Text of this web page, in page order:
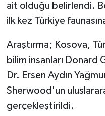
ait olduğu belirlendi.
ilk kez Türkiye
Araştırma; Kosova,
bilim insanları Donard
Dr. Ersen Aydın
Sherwood'un
gerçekleştirildi.